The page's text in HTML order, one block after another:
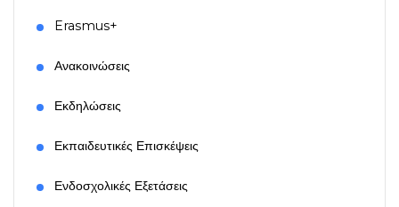
Erasmus+
Ανακοινώσεις
Εκδηλώσεις
Εκπαιδευτικές Επισκέψεις
Ενδοσχολικές Εξετάσεις